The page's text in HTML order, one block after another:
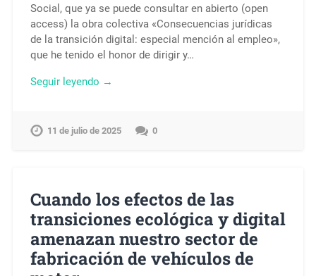
Social, que ya se puede consultar en abierto (open
access) la obra colectiva «Consecuencias jurídicas
de la transición digital: especial mención al empleo»,
que he tenido el honor de dirigir y…
Seguir leyendo →
11 de julio de 2025 0
Cuando los efectos de las
transiciones ecológica y digital
amenazan nuestro sector de
fabricación de vehículos de